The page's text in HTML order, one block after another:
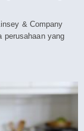
& Company
perusahaan yang